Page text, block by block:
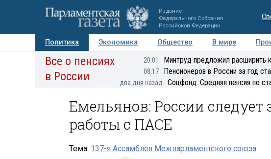
Издание
Федерального Собрания
Российской Федерации
Политика Экономика Общество В мире
Авторы Персоны Мнения Регионы
Все о пенсиях
в России
20:01 Минтруд предложил расширить
08:17 Пенсионеров в России за год
два дня назад Соцфонд: Средняя пенсия по
Емельянов: России
работы с ПАСЕ
Тема: 137-я Ассамблея Межпарламентского союза